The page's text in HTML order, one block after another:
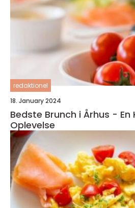
redaktionel
18. January 2024
Bedste Brunch i Århus - En
Oplevelse